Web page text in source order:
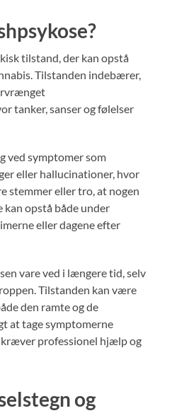
tilstand, der kan opstå
Tilstanden indebærer,
tanker, sanser og følelser
ved symptomer som
eller hallucinationer, hvor
stemmer eller tro, at nogen
kan opstå både under
eller dagene efter
vare ved i længere tid, selv
Tilstanden kan være
den ramte og de
at tage symptomerne
kræver professionel hjælp og
og